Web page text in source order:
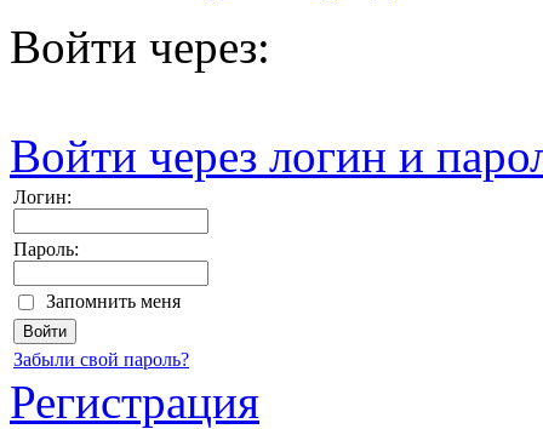
Войти через:
Войти через логин и
Логин:
Пароль:
Запомнить меня
Забыли свой пароль?
Регистрация